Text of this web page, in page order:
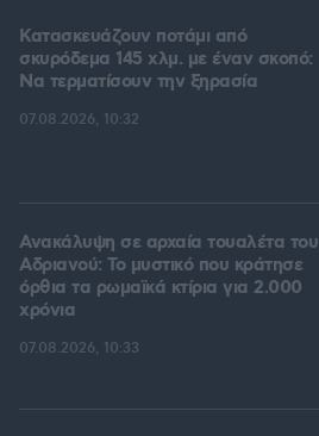
Κατασκευάζουν ποτάμι από
σκυρόδεμα 145 χλμ. με έναν σκοπό:
Να τερματίσουν την ξηρασία
07.08.2026, 10:32
Ανακάλυψη σε αρχαία τουαλέτα του
Αδριανού: Το μυστικό που κράτησε
όρθια τα ρωμαϊκά κτίρια για 2.000
χρόνια
07.08.2026, 10:33